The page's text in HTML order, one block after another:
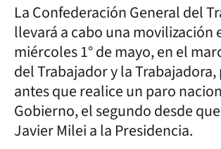
La Confederación General del
llevará a cabo una movilización
miércoles 1° de mayo, en el
del Trabajador y la Trabajadora,
antes que realice un paro
Gobierno, el segundo desde
Javier Milei a la Presidencia.